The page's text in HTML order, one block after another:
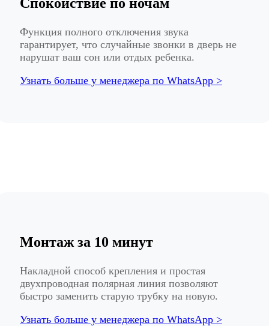
Функция полного отключения звука
гарантирует, что случайные звонки в дверь не
нарушат ваш сон или отдых ребенка.
Узнать больше у менеджера по WhatsApp >
Монтаж за 10 минут
Накладной способ крепления и простая
двухпроводная полярная линия позволяют
быстро заменить старую трубку на новую.
Узнать больше у менеджера по WhatsApp >